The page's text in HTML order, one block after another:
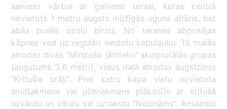
savieno vārtus ar galveno terasi, kuras centrā
novietots 1 metru augsts mūžīgās uguns altāris, bet
abās pusēs ozolu birzis. No terases abpusējas
kāpnes ved uz regulāri veidotu kapulauku. Tā malās
atrodas divas "Mirstošo jātnieku" skulpturālās grupas
(augstums 3.6 metri), vidus daļā atrodas augstcilnis
"Kritušie brāļi". Pret katru kapa vietu novietota
smilšakmens vai plienakmens plāksnīte ar kritušā
uzvārdu un vārdu vai uzrakstu "Nezināms". Ansambli